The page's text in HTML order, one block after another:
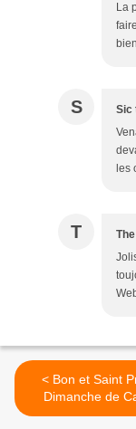
La
S Sic
les
T
< Bon et Saint Premier
Dimanche de